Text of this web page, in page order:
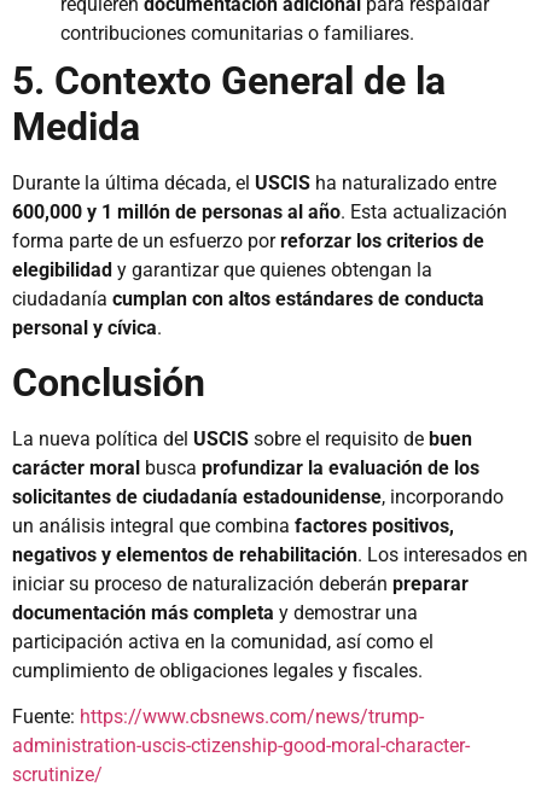
contribuciones comunitarias o familiares.
5. Contexto General de la
Medida
Durante la última década, el USCIS ha naturalizado entre
600,000 y 1 millón de personas al año. Esta actualización
forma parte de un esfuerzo porreforzar los criterios de
elegibilidad y garantizar que quienes obtengan la
ciudadanía cumplan con altos estándares de conducta
personal y cívica.
Conclusión
La nueva política del USCIS sobre el requisito de buen
carácter moral busca profundizar la evaluación de los
solicitantes de ciudadanía estadounidense, incorporando
un análisis integral que combina factores positivos,
negativos y elementos de rehabilitación. Los interesados en
iniciar su proceso de naturalización deberán preparar
documentación más completa y demostrar una
participación activa en la comunidad, así como el
cumplimiento de obligaciones legales y fiscales.
Fuente: https://www.cbsnews.com/news/trump-
administration-uscis-ctizenship-good-moral-character-
scrutinize/